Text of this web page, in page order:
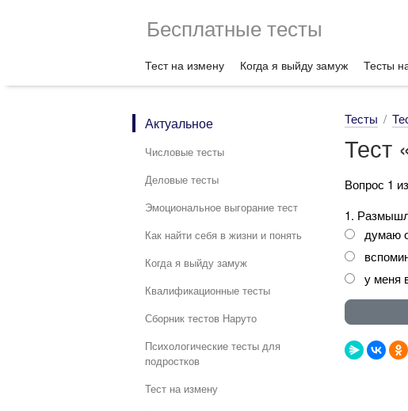
Бесплатные тесты
Тест на измену Когда я выйду замуж Тесты
Актуальное
Числовые тесты
Деловые тесты
Эмоциональное выгорание тест
Как найти себя в жизни и понять
Когда я выйду замуж
Квалификационные тесты
Сборник тестов Наруто
Психологические тесты для
подростков
Тест на измену
Тесты
Тест
Вопрос 1
1.
думаю
у меня